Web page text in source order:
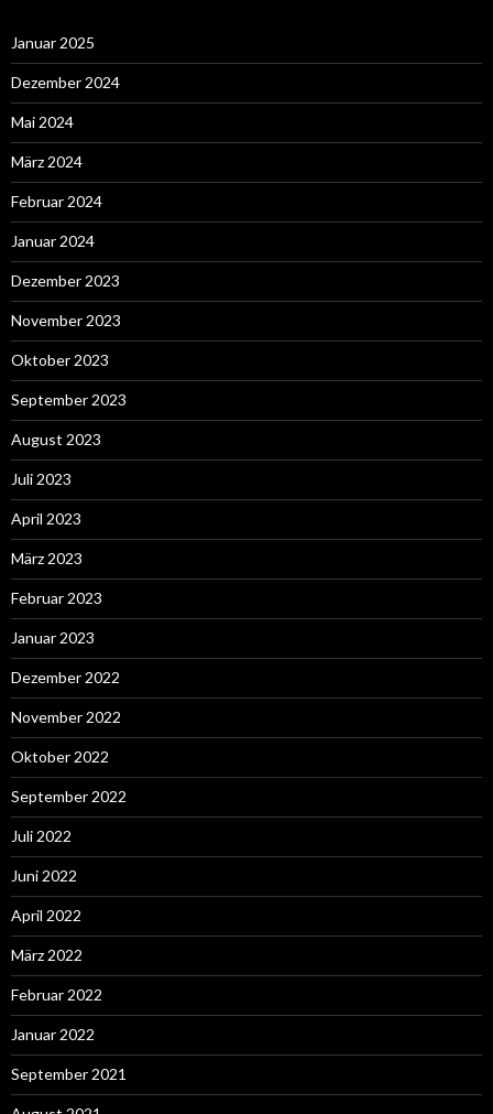
Januar 2025
Dezember 2024
Mai 2024
März 2024
Februar 2024
Januar 2024
Dezember 2023
November 2023
Oktober 2023
September 2023
August 2023
Juli 2023
April 2023
März 2023
Februar 2023
Januar 2023
Dezember 2022
November 2022
Oktober 2022
September 2022
Juli 2022
Juni 2022
April 2022
März 2022
Februar 2022
Januar 2022
September 2021